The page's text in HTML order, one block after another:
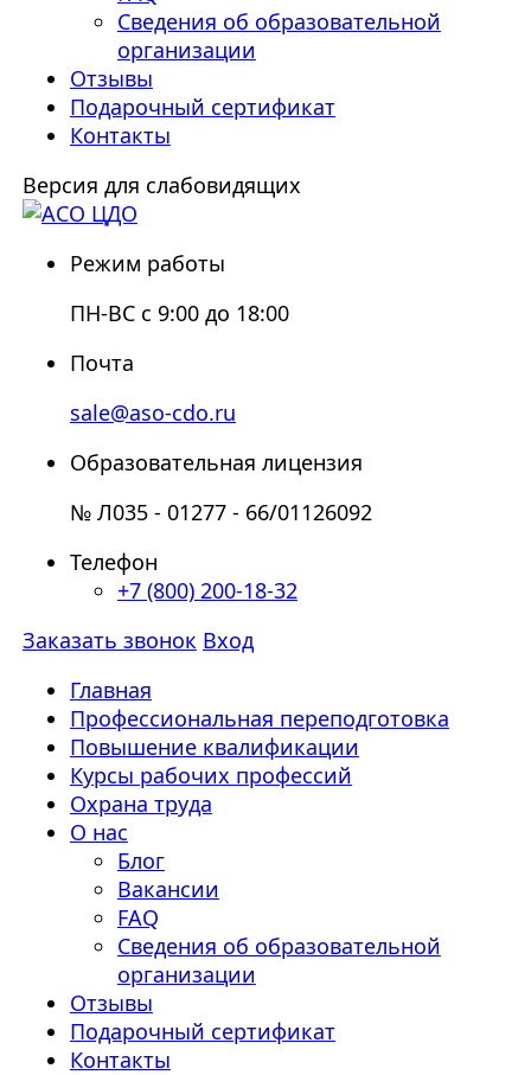
Сведения об образовательной
организации
Отзывы
Подарочный сертификат
Контакты
Версия для слабовидящих
Режим работы
ПН-ВС с 9:00 до 18:00
Почта
sale@aso-cdo.ru
Образовательная лицензия
№ Л035 - 01277 - 66/01126092
Телефон
+7 (800) 200-18-32
Заказать звонок Вход
Главная
Профессиональная переподготовка
Повышение квалификации
Курсы рабочих профессий
Охрана труда
О нас
Блог
Вакансии
FAQ
Сведения об образовательной
организации
Отзывы
Подарочный сертификат
Контакты